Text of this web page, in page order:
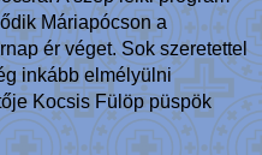
Máriapócson a
ér véget. Sok szeretettel
inkább elmélyülni
Kocsis Fülöp püspök